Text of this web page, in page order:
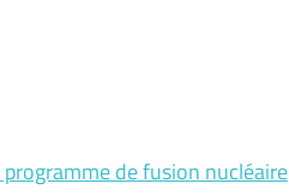
de fusion nucléaire